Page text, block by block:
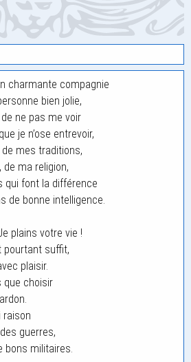
charmante compagnie
bien jolie,
ne pas me voir
je n’ose entrevoir,
mes traditions,
de ma religion,
qui font la différence
de bonne intelligence.
plains votre vie !
pourtant suffit,
plaisir.
que choisir
raison
guerres,
bons militaires.